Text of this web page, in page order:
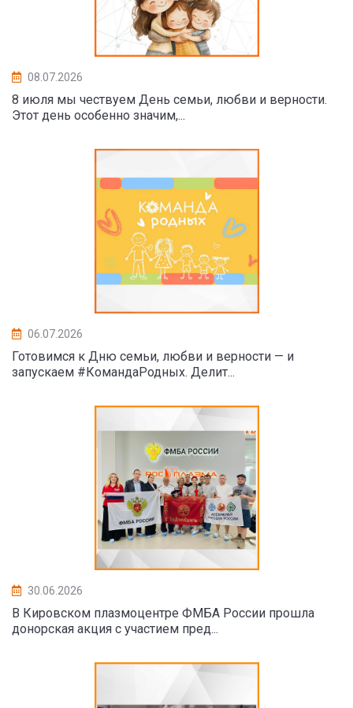
08.07.2026
8 июля мы чествуем День семьи, любви и верности.
Этот день особенно значим,...
06.07.2026
Готовимся к Дню семьи, любви и верности — и
запускаем #КомандаРодных. Делит...
30.06.2026
В Кировском плазмоцентре ФМБА России прошла
донорская акция с участием пред...